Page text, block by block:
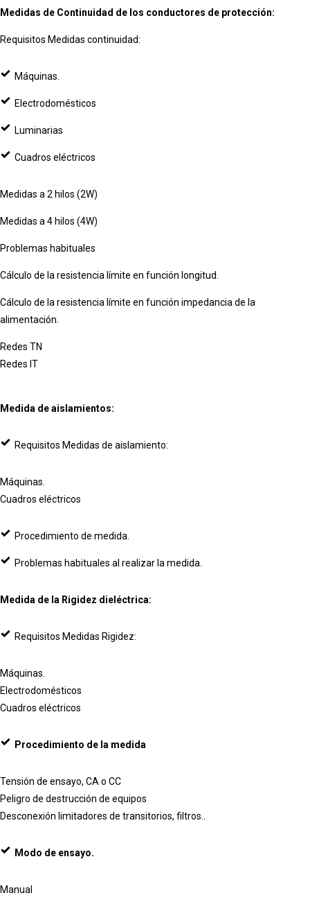
Medidas de Continuidad de los conductores de protección:
Requisitos Medidas continuidad:
Máquinas.
Electrodomésticos
Luminarias
Cuadros eléctricos
Medidas a 2 hilos (2W)
Medidas a 4 hilos (4W)
Problemas habituales
Cálculo de la resistencia límite en función longitud.
Cálculo de la resistencia límite en función impedancia de la
alimentación.
Redes TN
Redes IT
Medida de aislamientos:
Requisitos Medidas de aislamiento:
Máquinas.
Cuadros eléctricos
Procedimiento de medida.
Problemas habituales al realizar la medida.
Medida de la Rigidez dieléctrica:
Requisitos Medidas Rigidez:
Máquinas.
Electrodomésticos
Cuadros eléctricos
Procedimiento de la medida
Tensión de ensayo, CA o CC
Peligro de destrucción de equipos
Desconexión limitadores de transitorios, filtros..
Modo de ensayo.
Manual